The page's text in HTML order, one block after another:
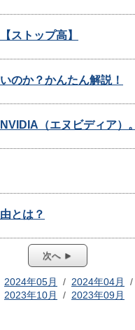
ストップ高】
のか？かんたん解説！
（エヌビディア）。
とは？
次へ ►
2024年05月 / 2024年04月 /
2023年10月 / 2023年09月